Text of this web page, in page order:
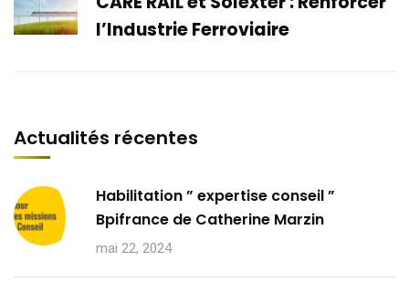
l’Industrie Ferroviaire
Actualités récentes
Habilitation ” expertise conseil ”
Bpifrance de Catherine Marzin
mai 22, 2024